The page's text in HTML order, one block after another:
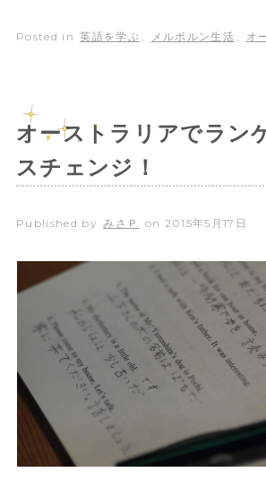
Posted in 英語を学ぶ , メルボルン生活 , オ
オーストラリアでラン
スチェンジ！
Published by みさＰ on 2015年5月17日